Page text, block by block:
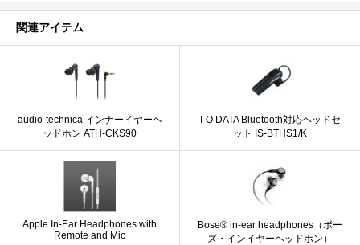
関連アイテム
audio-technica インナーイヤーヘ
ッドホン ATH-CKS90
I-O DATA Bluetooth対応ヘッドセ
ット IS-BTHS1/K
Apple In-Ear Headphones with
Remote and Mic
Bose® in-ear headphones（ボー
ズ・インイヤーヘッドホン）